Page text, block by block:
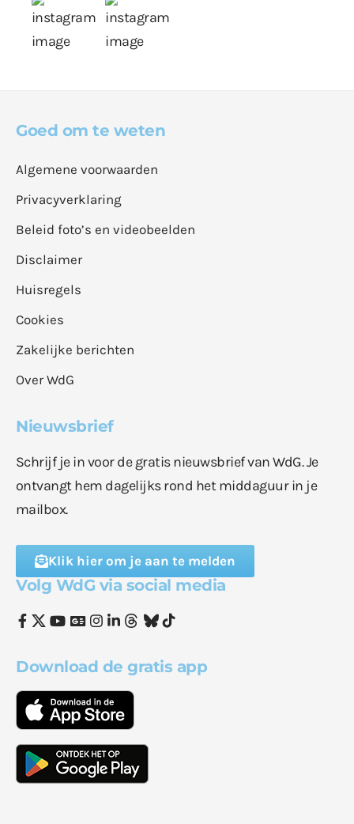
Goed om te weten
Algemene voorwaarden
Privacyverklaring
Beleid foto’s en videobeelden
Disclaimer
Huisregels
Cookies
Zakelijke berichten
Over WdG
Nieuwsbrief
Schrijf je in voor de gratis nieuwsbrief van WdG. Je
ontvangt hem dagelijks rond het middaguur in je
mailbox.
Klik hier om je aan te melden
Volg WdG via social media
Download de gratis app